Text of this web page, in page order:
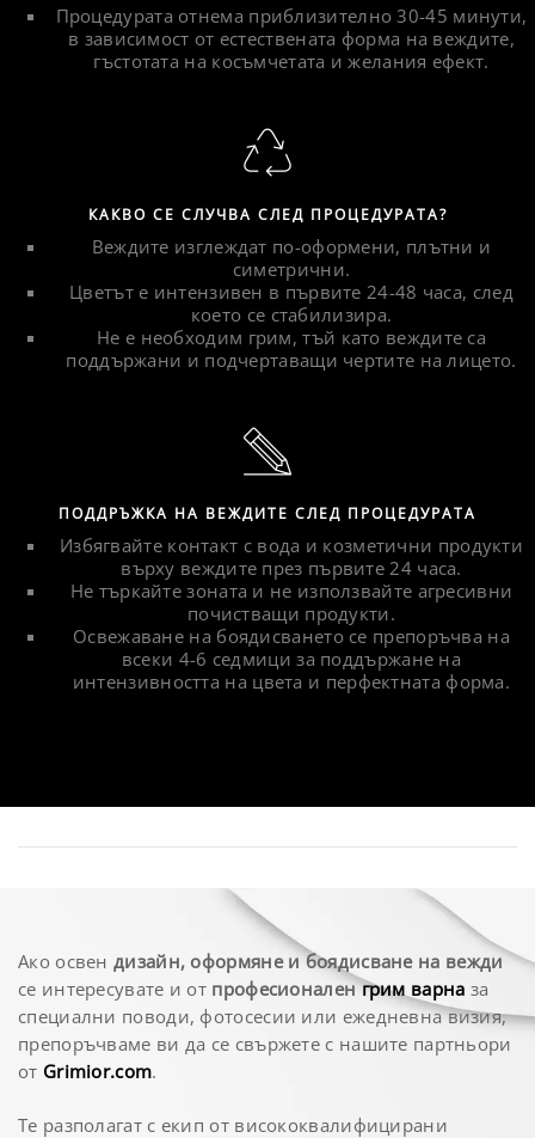
Процедурата отнема приблизително 30-45 минути,
в зависимост от естествената форма на веждите,
гъстотата на косъмчетата и желания ефект.
КАКВО СЕ СЛУЧВА СЛЕД ПРОЦЕДУРАТА?
Веждите изглеждат по-оформени, плътни и
симетрични.
Цветът е интензивен в първите 24-48 часа, след
което се стабилизира.
Не е необходим грим, тъй като веждите са
поддържани и подчертаващи чертите на лицето.
ПОДДРЪЖКА НА ВЕЖДИТЕ СЛЕД ПРОЦЕДУРАТА
Избягвайте контакт с вода и козметични продукти
върху веждите през първите 24 часа.
Не търкайте зоната и не използвайте агресивни
почистващи продукти.
Освежаване на боядисването се препоръчва на
всеки 4-6 седмици за поддържане на
интензивността на цвета и перфектната форма.
Ако освен дизайн, оформяне и боядисване на вежди
се интересувате и от професионаленгрим варна за
специални поводи, фотосесии или ежедневна визия,
препоръчваме ви да се свържете с нашите партньори
от Grimior.com.
Те разполагат с екип от висококвалифицирани